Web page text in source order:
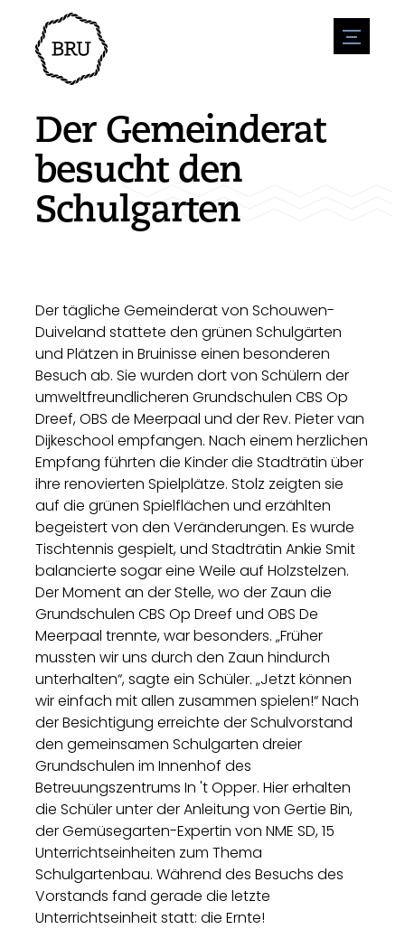
menu
Veranstaltungskalender
Veranstaltung anmelden
Übernachtung
Natur & wasser
Sport
Sehenswürdigkeiten
Zugänglichkeit
Parken
Wohnumfeld
Um zu unternehmen
Stellenangebote
Nachrichtenübersicht
Der Gemeinderat
besucht den
Schulgarten
Der tägliche Gemeinderat von Schouwen-
Duiveland stattete den grünen Schulgärten
und Plätzen in Bruinisse einen besonderen
Besuch ab. Sie wurden dort von Schülern der
umweltfreundlicheren Grundschulen CBS Op
Dreef, OBS de Meerpaal und der Rev. Pieter van
Dijkeschool empfangen. Nach einem herzlichen
Empfang führten die Kinder die Stadträtin über
ihre renovierten Spielplätze. Stolz zeigten sie
auf die grünen Spielflächen und erzählten
begeistert von den Veränderungen. Es wurde
Tischtennis gespielt, und Stadträtin Ankie Smit
balancierte sogar eine Weile auf Holzstelzen.
Der Moment an der Stelle, wo der Zaun die
Grundschulen CBS Op Dreef und OBS De
Meerpaal trennte, war besonders. „Früher
mussten wir uns durch den Zaun hindurch
unterhalten“, sagte ein Schüler. „Jetzt können
wir einfach mit allen zusammen spielen!“ Nach
der Besichtigung erreichte der Schulvorstand
den gemeinsamen Schulgarten dreier
Grundschulen im Innenhof des
Betreuungszentrums In 't Opper. Hier erhalten
die Schüler unter der Anleitung von Gertie Bin,
der Gemüsegarten-Expertin von NME SD, 15
Unterrichtseinheiten zum Thema
Schulgartenbau. Während des Besuchs des
Vorstands fand gerade die letzte
Unterrichtseinheit statt: die Ernte!